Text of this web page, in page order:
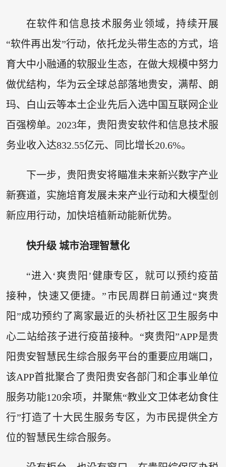
在软件和信息技术服务业领域，持续开展
“软件再出发”行动，依托龙头带生态的方式，培
育大中小融通的软服业生态，在做大规模中努力
做优结构，华为云全球总部落地贵安，满帮、朗
玛、白山云等本土企业先后入选中国互联网企业
百强榜单。2023年，贵阳贵安软件和信息技术服
务业收入达832.55亿元、同比增长20.6%。
下一步，贵阳贵安将瞄准未来新兴数字产业
新赛道，实施培育发展未来产业行动和大模型创
新应用行动，加快培植新动能新优势。
快升级 城市治理智慧化
“进入‘爽贵阳’健康专区，就可以预约疫苗
接种，快速又便捷。”市民周群日前通过“爽贵
阳”成功预约了离家最近的头桥社区卫生服务中
心二站给孩子进行疫苗接种。“爽贵阳”APP是贵
阳贵安智慧民生综合服务平台的重要应用端口，
该APP首批聚合了贵阳贵安各部门和企事业单位
服务功能120余项，并聚焦“教业文卫体老幼食住
行”打造了十大民生服务专区，为市民提供全方
位的智慧民生综合服务。